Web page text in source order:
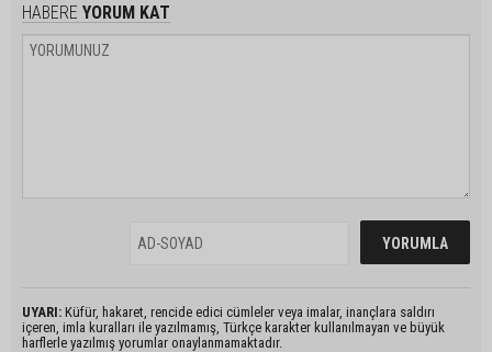
HABERE YORUM KAT
UYARI: Küfür, hakaret, rencide edici cümleler veya imalar, inançlara saldırı
içeren, imla kuralları ile yazılmamış, Türkçe karakter kullanılmayan ve büyük
harflerle yazılmış yorumlar onaylanmamaktadır.